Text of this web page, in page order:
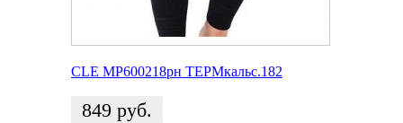
CLE MP600218рн ТЕРМкальс.182
849 руб.